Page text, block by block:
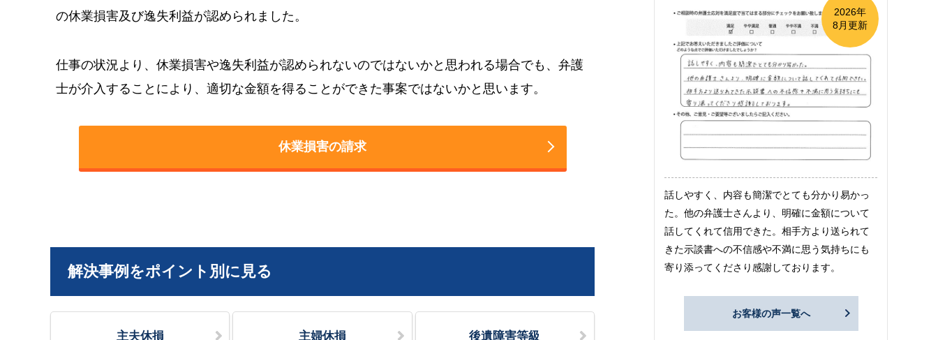
の休業損害及び逸失利益が認められました。
仕事の状況より、休業損害や逸失利益が認められないのではないかと思われる場合でも、弁護
士が介入することにより、適切な金額を得ることができた事案ではないかと思います。
休業損害の請求
解決事例をポイント別に見る
主夫休損 主婦休損 後遺障害等級
2026年
8月更新
話しやすく、内容も簡潔でとても分かり易かっ
た。他の弁護士さんより、明確に金額について
話してくれて信用できた。相手方より送られて
きた示談書への不信感や不満に思う気持ちにも
寄り添ってくださり感謝しております。
お客様の声一覧へ